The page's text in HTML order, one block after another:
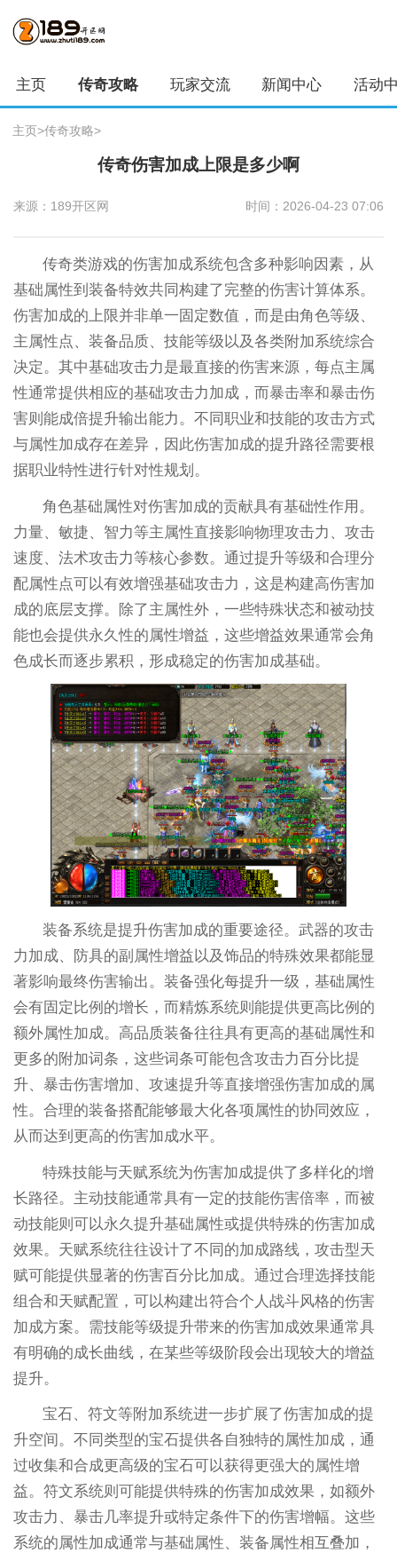
主页 传奇攻略 玩家交流 新闻中心 活动
主页>传奇攻略>
传奇伤害加成上限是多少啊
来源：189开区网 时间：2026-04-23 07:06
传奇类游戏的伤害加成系统包含多种影响因素，从
基础属性到装备特效共同构建了完整的伤害计算体系。
伤害加成的上限并非单一固定数值，而是由角色等级、
主属性点、装备品质、技能等级以及各类附加系统综合
决定。其中基础攻击力是最直接的伤害来源，每点主属
性通常提供相应的基础攻击力加成，而暴击率和暴击伤
害则能成倍提升输出能力。不同职业和技能的攻击方式
与属性加成存在差异，因此伤害加成的提升路径需要根
据职业特性进行针对性规划。
角色基础属性对伤害加成的贡献具有基础性作用。
力量、敏捷、智力等主属性直接影响物理攻击力、攻击
速度、法术攻击力等核心参数。通过提升等级和合理分
配属性点可以有效增强基础攻击力，这是构建高伤害加
成的底层支撑。除了主属性外，一些特殊状态和被动技
能也会提供永久性的属性增益，这些增益效果通常会角
色成长而逐步累积，形成稳定的伤害加成基础。
装备系统是提升伤害加成的重要途径。武器的攻击
力加成、防具的副属性增益以及饰品的特殊效果都能显
著影响最终伤害输出。装备强化每提升一级，基础属性
会有固定比例的增长，而精炼系统则能提供更高比例的
额外属性加成。高品质装备往往具有更高的基础属性和
更多的附加词条，这些词条可能包含攻击力百分比提
升、暴击伤害增加、攻速提升等直接增强伤害加成的属
性。合理的装备搭配能够最大化各项属性的协同效应，
从而达到更高的伤害加成水平。
特殊技能与天赋系统为伤害加成提供了多样化的增
长路径。主动技能通常具有一定的技能伤害倍率，而被
动技能则可以永久提升基础属性或提供特殊的伤害加成
效果。天赋系统往往设计了不同的加成路线，攻击型天
赋可能提供显著的伤害百分比加成。通过合理选择技能
组合和天赋配置，可以构建出符合个人战斗风格的伤害
加成方案。需技能等级提升带来的伤害加成效果通常具
有明确的成长曲线，在某些等级阶段会出现较大的增益
提升。
宝石、符文等附加系统进一步扩展了伤害加成的提
升空间。不同类型的宝石提供各自独特的属性加成，通
过收集和合成更高级的宝石可以获得更强大的属性增
益。符文系统则可能提供特殊的伤害加成效果，如额外
攻击力、暴击几率提升或特定条件下的伤害增幅。这些
系统的属性加成通常与基础属性、装备属性相互叠加，